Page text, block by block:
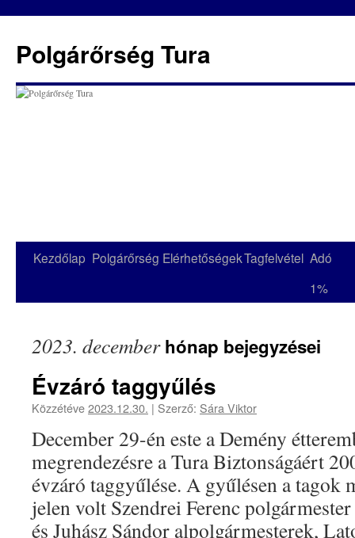
tartalomba
Polgárőrség Tura
Kezdőlap Polgárőrség ElérhetőségekTagfelvétel Adó
1%
2023. decemberhónap bejegyzései
Évzáró taggyűlés
Közzétéve2023.12.30. | Szerző: Sára Viktor
December 29-én este a Demény
megrendezésre a Tura Biztonságáért
évzáró taggyűlése. A gyűlésen a tagok
jelen volt Szendrei Ferenc
és Juhász Sándor alpolgármesterek,